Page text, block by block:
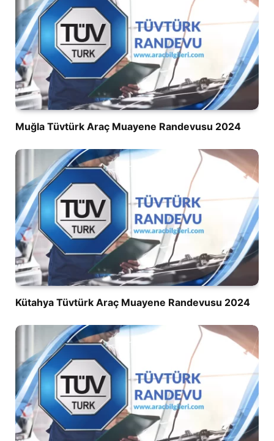
Muğla Tüvtürk Araç Muayene Randevusu 2024
Kütahya Tüvtürk Araç Muayene Randevusu 2024